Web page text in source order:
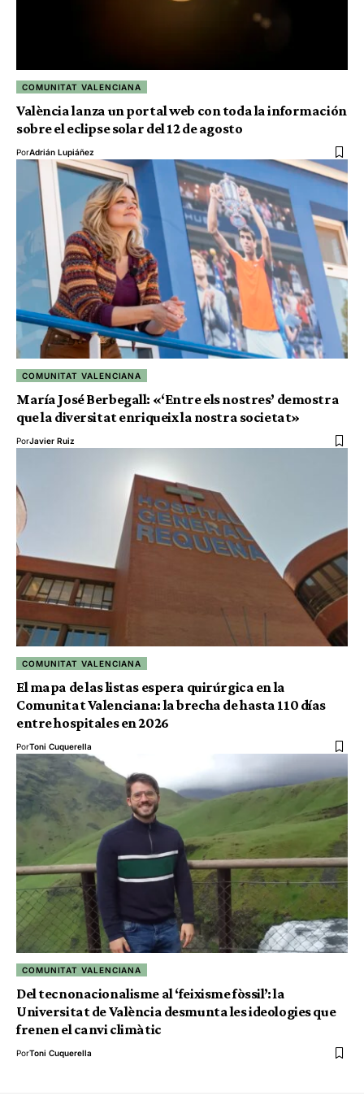
COMUNITAT VALENCIANA
València lanza un portal web con toda la información
sobre el eclipse solar del 12 de agosto
PorAdrián Lupiáñez
COMUNITAT VALENCIANA
María José Berbegall: «‘Entre els nostres’ demostra
que la diversitat enriqueix la nostra societat»
PorJavier Ruiz
COMUNITAT VALENCIANA
El mapa de las listas espera quirúrgica en la
Comunitat Valenciana: la brecha de hasta 110 días
entre hospitales en 2026
PorToni Cuquerella
COMUNITAT VALENCIANA
Del tecnonacionalisme al ‘feixisme fòssil’: la
Universitat de València desmunta les ideologies que
frenen el canvi climàtic
PorToni Cuquerella